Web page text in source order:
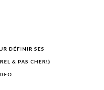
DÉFINIR SES
& PAS CHER!)